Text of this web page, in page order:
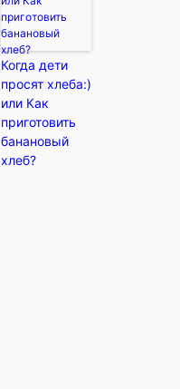
Когда дети
просят хлеба:)
или Как
приготовить
банановый
хлеб?